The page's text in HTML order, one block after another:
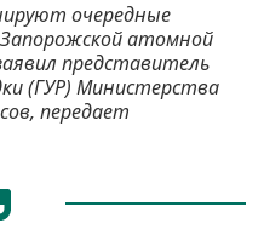
очередные
атомной
представитель
(ГУР) Министерства
передает